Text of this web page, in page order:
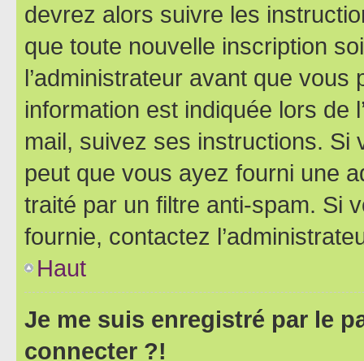
devrez alors suivre les
que toute nouvelle inscription
l’administrateur avant que
information est indiquée lors de
mail, suivez ses instructions. Si
peut que vous ayez fourni une
traité par un filtre anti-spam. Si
fournie, contactez
Haut
Je me suis enregistré par le
connecter ?!